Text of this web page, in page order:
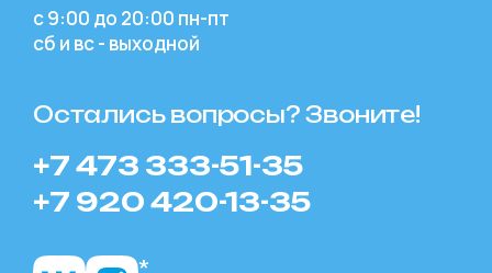
с 9:00 до 20:00 пн-пт
сб и вс - выходной
Остались вопросы? Звоните!
+7 473 333-51-35
+7 920 420-13-35